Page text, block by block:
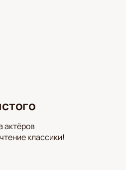
актёров
классики!